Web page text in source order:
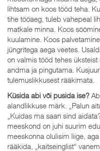
lihtsam on koos tööd teha.
tihe tööaeg, tuleb vahepeal
matkale minna. Koos
kuulamine. Koos
jüngritega aega veetes.
on valmis tööd tehes
andma ja pingutama.
tulemuslikkusest rääkimata.
Küsida abi või pusida ise?
alandlikkuse märk. „Palun
„Kuidas ma saan sind
meeskond on juhi suurim
meeskonna olulisim liige,
rääkida, „kaitseinglist“